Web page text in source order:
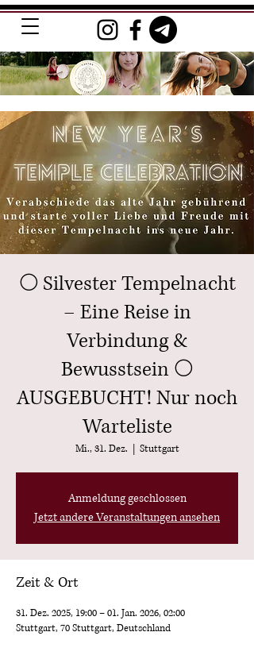
🌕 Silvester Tempelnacht
– Eine Reise in
Verbindung &
Bewusstsein 🌕
AUSGEBUCHT! Nur noch
Warteliste
Mi., 31. Dez. Stuttgart
Anmeldung geschlossen
Jetzt andere Veranstaltungen ansehen
Zeit & Ort
31. Dez. 2025, 19:00 – 01. Jan. 2026, 02:00
Stuttgart, 70 Stuttgart, Deutschland